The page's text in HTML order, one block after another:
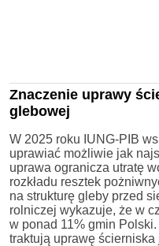
Znaczenie uprawy
glebowej
W 2025 roku IUNG-PIB
uprawiać możliwie jak
uprawa ogranicza utratę
rozkładu resztek
na strukturę gleby przed
rolniczej wykazuje, że w
w ponad 11% gmin
traktują uprawę